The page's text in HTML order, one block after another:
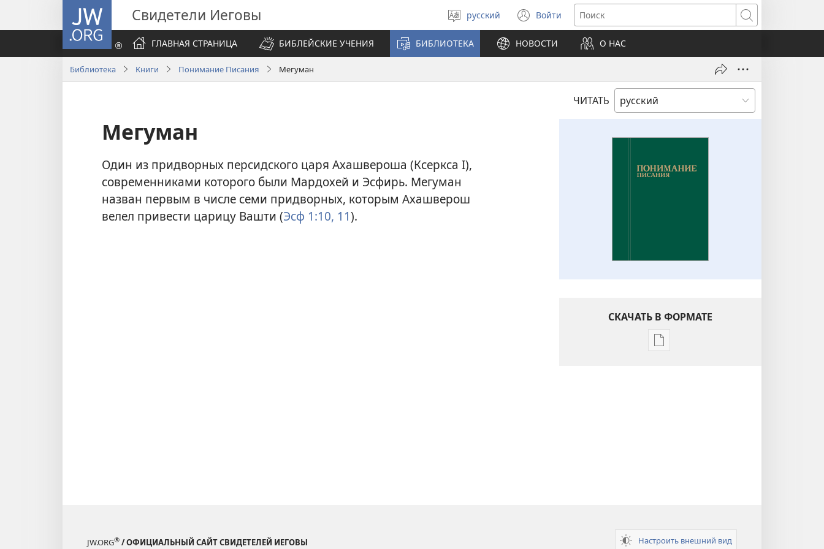
JW.ORG Свидетели Иеговы
Выберите
язык
русский Войти
(открывается
в
новом
окне)
Поиск
ГЛАВНАЯ СТРАНИЦА
БИБЛЕЙСКИЕ УЧЕНИЯ БИБЛИОТЕКА НОВОСТИ О НАС
Библиотека Книги Понимание Писания Мегуман
ЧИТАТЬ
Мегуман
Один из придворных персидского царя Ахашвероша (Ксеркса I),
современниками которого были Мардохей и Эсфирь. Мегуман
назван первым в числе семи придворных, которым Ахашверош
велел привести царицу Вашти (Эсф 1:10, 11).
СКАЧАТЬ В ФОРМАТЕ
Варианты
JW.ORG® / ОФИЦИАЛЬНЫЙ САЙТ СВИДЕТЕЛЕЙ ИЕГОВЫ Настроить внешний вид